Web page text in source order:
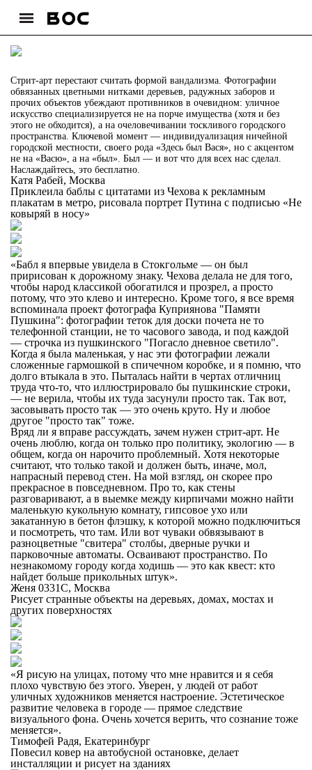
Стрит-арт перестают считать формой вандализма. Фотографии
обвязанных цветными нитками деревьев, радужных заборов и
прочих объектов убеждают противников в очевидном: уличное
искусство специализируется не на порче имущества (хотя и без
этого не обходится), а на очеловечивании тоскливого городского
пространства. Ключевой момент — индивидуализация ничейной
городской местности, своего рода «Здесь был Вася», но с акцентом
не на «Васю», а на «был». Был — и вот что для всех нас сделал.
Наслаждайтесь, это бесплатно.
Катя Рабей, Москва
Приклеила баблы с цитатами из Чехова к рекламным
плакатам в метро, рисовала портрет Путина с подписью «Не
ковыряй в носу»
«Бабл я впервые увидела в Стокгольме — он был
пририсован к дорожному знаку. Чехова делала не для того,
чтобы народ классикой обогатился и прозрел, а просто
потому, что это клево и интересно. Кроме того, я все время
вспоминала проект фотографа Куприянова "Памяти
Пушкина": фотографии теток для доски почета не то
телефонной станции, не то часового завода, и под каждой
— строчка из пушкинского "Погасло дневное светило".
Когда я была маленькая, у нас эти фотографии лежали
сложенные гармошкой в спичечном коробке, и я помню, что
долго втыкала в это. Пыталась найти в чертах отличниц
труда что-то, что иллюстрировало бы пушкинские строки,
— не верила, чтобы их туда засунули просто так. Так вот,
засовывать просто так — это очень круто. Ну и любое
другое "просто так" тоже.
Вряд ли я вправе рассуждать, зачем нужен стрит-арт. Не
очень люблю, когда он только про политику, экологию — в
общем, когда он нарочито проблемный. Хотя некоторые
считают, что только такой и должен быть, иначе, мол,
напрасный перевод стен. На мой взгляд, он скорее про
прекрасное в повседневном. Про то, как стены
разговаривают, а в выемке между кирпичами можно найти
маленькую кукольную комнату, гипсовое ухо или
закатанную в бетон флэшку, к которой можно подключиться
и посмотреть, что там. Или вот чуваки обвязывают в
разноцветные "свитера" столбы, дверные ручки и
парковочные автоматы. Осваивают пространство. По
незнакомому городу когда ходишь — это как квест: кто
найдет больше прикольных штук».
Женя 0331C, Москва
Рисует странные объекты на деревьях, домах, мостах и
других поверхностях
«Я рисую на улицах, потому что мне нравится и я себя
плохо чувствую без этого. Уверен, у людей от работ
уличных художников меняется настроение. Эстетическое
развитие человека в городе — прямое следствие
визуального фона. Очень хочется верить, что сознание тоже
меняется».
Тимофей Радя, Екатеринбург
Повесил ковер на автобусной остановке, делает
инсталляции и рисует на зданиях